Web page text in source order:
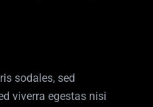
sodales, sed
viverra egestas nisi